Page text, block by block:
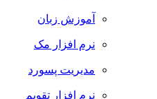
آموزش زبان
نرم افزار مک
مدیریت پسورد
نرم افزار تقویم